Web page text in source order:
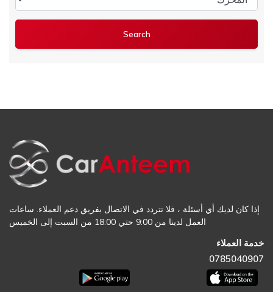
إذا كان لديك أي أسئلة ، فلا تتردد في الاتصال بفريق دعم العملاء. ساعات
العمل لدينا من 9:00 حتي 18:00 من السبت إلى الخميس
خدمة العملاء
0785040907